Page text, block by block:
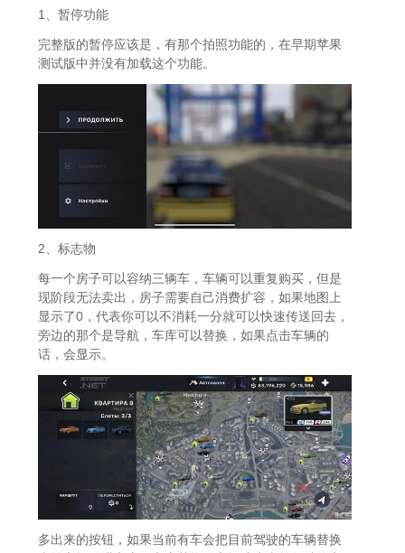
1、暂停功能
完整版的暂停应该是，有那个拍照功能的，在早期苹果
测试版中并没有加载这个功能。
2、标志物
每一个房子可以容纳三辆车，车辆可以重复购买，但是
现阶段无法卖出，房子需要自己消费扩容，如果地图上
显示了0，代表你可以不消耗一分就可以快速传送回去，
旁边的那个是导航，车库可以替换，如果点击车辆的
话，会显示。
多出来的按钮，如果当前有车会把目前驾驶的车辆替换